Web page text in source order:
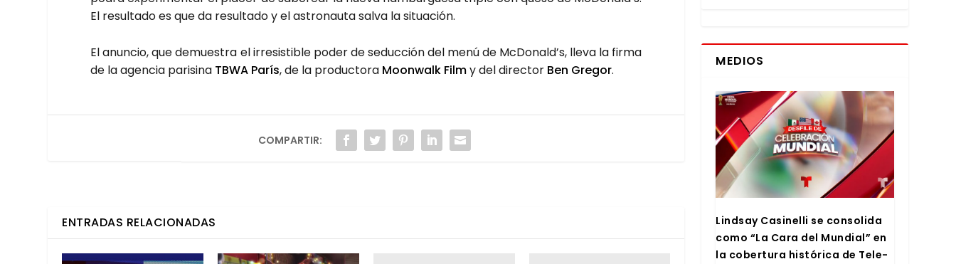
El resul­ta­do es que da resul­ta­do y el astro­nau­ta sal­va la situa­ción.
El anun­cio, que demues­tra el irre­sis­ti­ble poder de seduc­ción del menú de McDo­nal­d’s, lle­va la fir­ma
de la agen­cia pari­si­na TBWA París, de la pro­duc­to­ra Moon­walk Filmy del direc­tor Ben Gre­gor.
COMPARTIR:
ENTRADAS RELACIONADAS
MEDIOS
Lind­say Casi­ne­lli se con­so­li­da
como “La Cara del Mun­dial” en
la cober­tu­ra his­tó­ri­ca de Tele­